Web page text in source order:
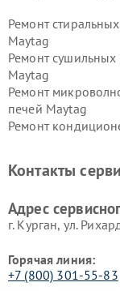
Ремонт
Maytag
Ремонт
Maytag
Ремонт
печей Maytag
Ремонт
Контакты
Адрес
г. Курган, ул.
Горячая линия:
+7 (800) 301-55-83